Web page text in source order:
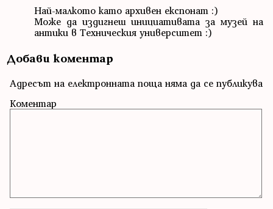
Най-малкото като архивен експонат :)
Може да издигнеш инициативата за музей на
антики в Техническия университет :)
Добави коментар
Адресът на електронната поща няма да се публикува
Коментар